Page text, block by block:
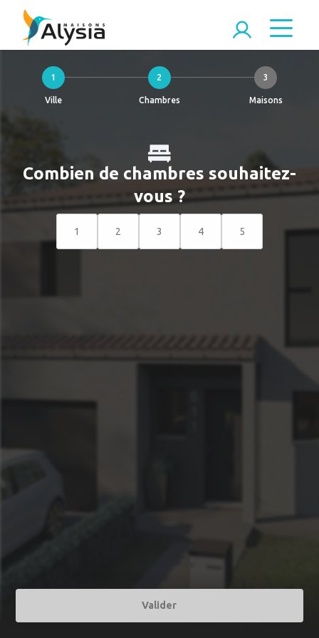
1
Ville
2
Chambres
3
Maisons
Combien de chambres souhaitez-
vous ?
1 2 3 4 5
Valider